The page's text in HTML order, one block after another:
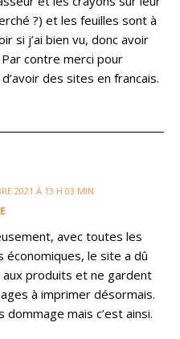
?) et les feuilles sont à
si j’ai bien vu, donc avoir
contre merci pour
des sites en francais.
2021 À 13 H 03 MIN
avec toutes les
économiques, le site a dû
aux produits et ne gardent
à imprimer désormais.
dommage mais c’est ainsi.